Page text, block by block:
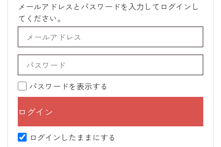
メールアドレスとパスワードを入力してログインし
てください。
パスワードを表示する
ログインしたままにする